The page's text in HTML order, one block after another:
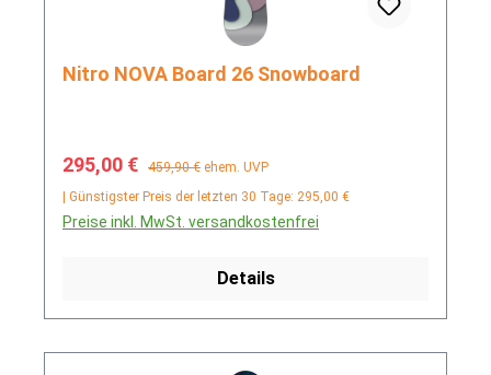
Nitro NOVA Board 26 Snowboard
Verkaufspreis:
295,00 € Regulärer Preis:
459,90 € ehem. UVP
| Günstigster Preis der letzten 30 Tage: 295,00 €
Preise inkl. MwSt. versandkostenfrei
Details